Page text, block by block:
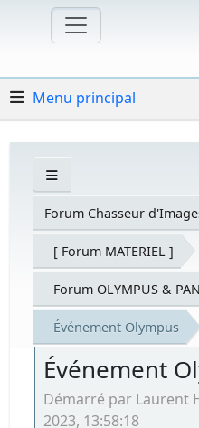
Menu principal
Forum Chasseur
[ Forum MATERIEL ]
Forum OLYMPUS &
Événement Olympus
Événement
Démarré par Laurent
2023, 13:58:18